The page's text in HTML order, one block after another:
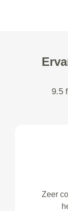
9.5
Zeer